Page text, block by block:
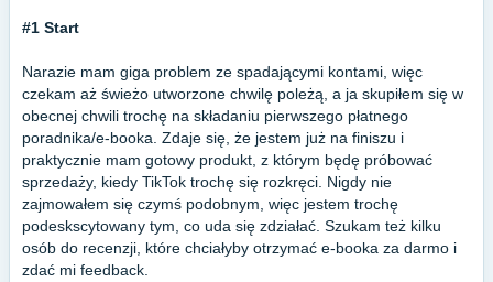
#1 Start
Narazie mam giga problem ze spadającymi kontami, więc
czekam aż świeżo utworzone chwilę poleżą, a ja skupiłem się w
obecnej chwili trochę na składaniu pierwszego płatnego
poradnika/e-booka. Zdaje się, że jestem już na finiszu i
praktycznie mam gotowy produkt, z którym będę próbować
sprzedaży, kiedy TikTok trochę się rozkręci. Nigdy nie
zajmowałem się czymś podobnym, więc jestem trochę
podeskscytowany tym, co uda się zdziałać. Szukam też kilku
osób do recenzji, które chciałyby otrzymać e-booka za darmo i
zdać mi feedback.